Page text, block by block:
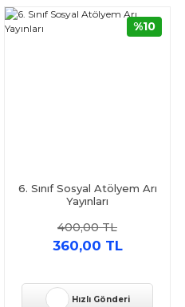
6. Sınıf Sosyal Atölyem Arı
Yayınları
400,00 TL
360,00 TL
%10
Hızlı Gönderi